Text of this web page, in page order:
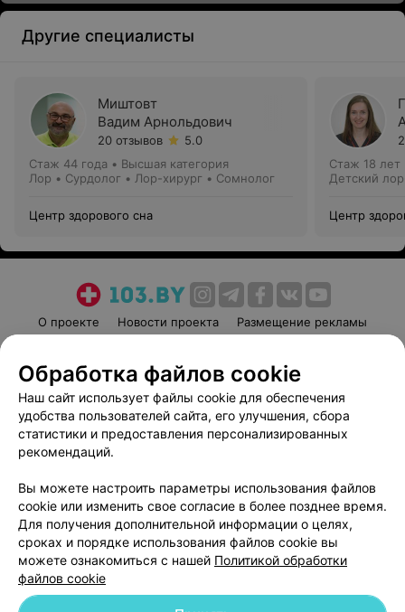
Другие специалисты
Миштовт
Вадим Арнольдович
20 отзывов
5.0
Стаж 44 года • Высшая категория
Лор • Сурдолог • Лор-хирург • Сомнолог
Центр здорового сна
Стаж 18 лет
Детский
Центр
О проекте Новости проекта
Размещение рекламы
Пользовательское соглашение
Способы оплаты
Вакансии
Партнеры
Написать руководителю 103.by
Обработка персональных данных
Обработка файлов cookie
Наш сайт использует файлы cookie для обеспечения
удобства пользователей сайта, его улучшения, сбора
статистики и предоставления персонализированных
рекомендаций.
Вы можете настроить параметры использования файлов
cookie или изменить свое согласие в более позднее время.
Для получения дополнительной информации о целях,
сроках и порядке использования файлов cookie вы
можете ознакомиться с нашей Политикой обработки
файлов cookie